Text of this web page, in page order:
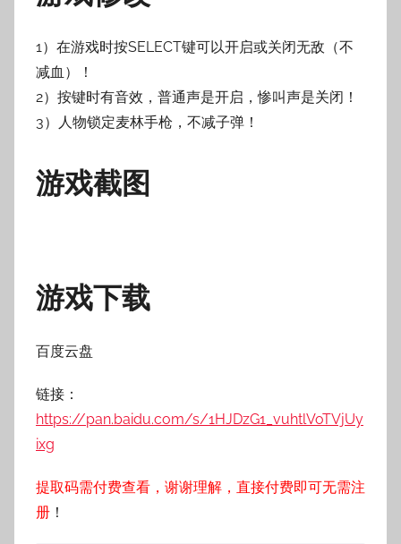
1）在游戏时按SELECT键可以开启或关闭无敌（不
减血）！
2）按键时有音效，普通声是开启，惨叫声是关闭！
3）人物锁定麦林手枪，不减子弹！
游戏截图
游戏下载
百度云盘
链接：
https://pan.baidu.com/s/1HJDzG1_vuhtlVoTVjUy
ixg
提取码需付费查看，谢谢理解，直接付费即可无需注
册 ！